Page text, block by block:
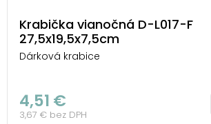
Krabička vianočná D-L017-F
27,5x19,5x7,5cm
Dárková krabice
4,51 €
3,67 € bez DPH